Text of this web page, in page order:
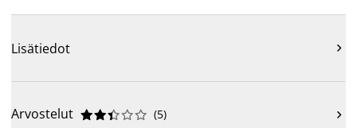
Lisätiedot 
Arvostelut 




 (5) 